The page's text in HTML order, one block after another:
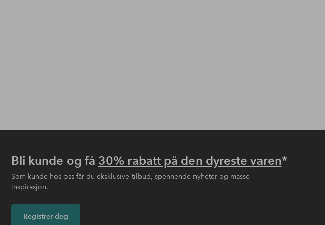
Bli kunde og få 30% rabatt på den dyreste varen*
Som kunde hos oss får du eksklusive tilbud, spennende nyheter og masse
inspirasjon.
Registrer deg